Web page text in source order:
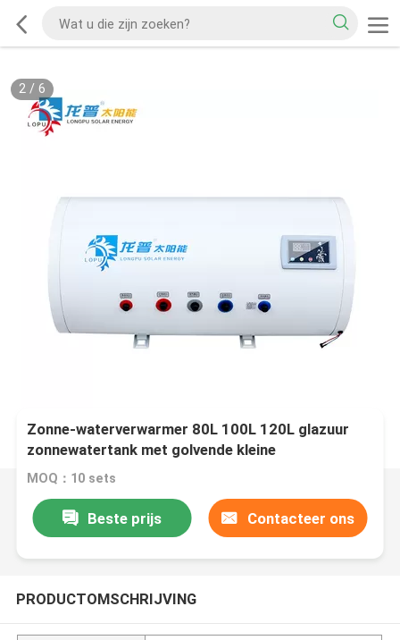
2/ 6
Zonne-waterverwarmer 80L 100L 120L glazuur
zonnewatertank met golvende kleine
tankwarmtewisselaar
MOQ：10 sets
Beste prijs Contacteer ons
PRODUCTOMSCHRIJVING